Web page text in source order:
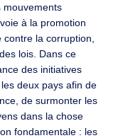
mouvements
à la promotion
la corruption,
lois. Dans ce
des initiatives
deux pays afin de
de surmonter les
dans la chose
fondamentale : les